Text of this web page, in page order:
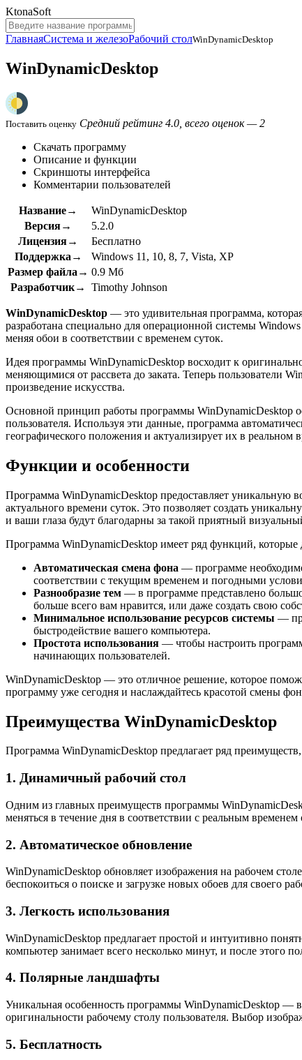
KtonaSoft
ГлавнаяСистема и железоРабочий столWinDynamicDesktop
WinDynamicDesktop
Поставить оценку Средний рейтинг 4.0, всего оценок — 2
Скачать программу
Описание и функции
Скриншоты интерфейса
Комментарии пользователей
Название→
WinDynamicDesktop
Версия→
5.2.0
Лицензия→
Бесплатно
Поддержка→
Windows 11, 10, 8, 7, Vista, XP
Размер файла→ 0.9 Мб
Разработчик→
Timothy Johnson
WinDynamicDesktop — это удивительная программа,
разработана специально для операционной системы
меняя обои в соответствии с временем суток.
Идея программы WinDynamicDesktop восходит к
меняющимися от рассвета до заката. Теперь пользователи
произведение искусства.
Основной принцип работы программы WinDynamicDesktop
пользователя. Используя эти данные, программа
географического положения и актуализирует их в
Функции и особенности
Программа WinDynamicDesktop предоставляет уникальную
актуального времени суток. Это позволяет создать
и ваши глаза будут благодарны за такой приятный
Программа WinDynamicDesktop имеет ряд функций,
Автоматическая смена фона — программе
соответствии с текущим временем и погодными
Разнообразие тем — в программе представлено
больше всего вам нравится, или даже создать свою
Минимальное использование ресурсов системы —
быстродействие вашего компьютера.
Простота использования — чтобы настроить
начинающих пользователей.
WinDynamicDesktop — это отличное решение, которое
программу уже сегодня и наслаждайтесь красотой смены
Преимущества WinDynamicDesktop
Программа WinDynamicDesktop предлагает ряд
1. Динамичный рабочий стол
Одним из главных преимуществ программы
меняться в течение дня в соответствии с реальным
2. Автоматическое обновление
WinDynamicDesktop обновляет изображения на рабочем
беспокоиться о поиске и загрузке новых обоев для своего
3. Легкость использования
WinDynamicDesktop предлагает простой и интуитивно
компьютер занимает всего несколько минут, и после этого
4. Полярные ландшафты
Уникальная особенность программы WinDynamicDesktop —
оригинальности рабочему столу пользователя. Выбор
5. Бесплатность